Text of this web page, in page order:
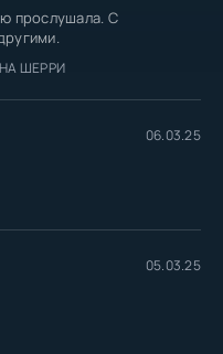
прослушала. С
ШЕРРИ
06.03.25
05.03.25